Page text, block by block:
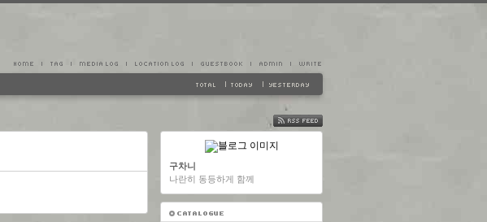
FEED
구차니
나란히 동등하게 함께